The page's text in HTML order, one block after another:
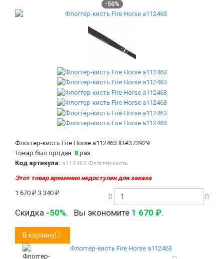
-50%
Флоггер-кисть Fire Horse а112463 ID#373929
Товар был продан: 8 раз
Код артикула: а112463 Флоггер-кисть
Этот товар временно недоступен для заказа
1 670 ₽ 3 340 ₽
Скидка -50%. Вы экономите 1 670 ₽.
В корзину
Флоггер-кисть Fire Horse а112463